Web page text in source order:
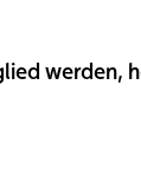
werden,